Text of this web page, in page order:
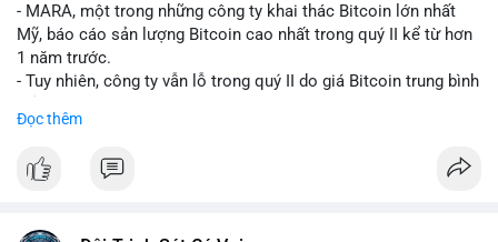
- MARA, một trong những công ty khai thác Bitcoin lớn nhất
Mỹ, báo cáo sản lượng Bitcoin cao nhất trong quý II kể từ hơn
1 năm trước.
- Tuy nhiên, công ty vẫn lỗ trong quý II do giá Bitcoin trung bình
- Sự tăng sản lượng không đủ bù đắp cho sự suy giảm giá trị
Đọc thêm